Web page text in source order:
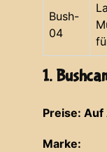
Bush-
04
1.
Preise: Auf
Marke: